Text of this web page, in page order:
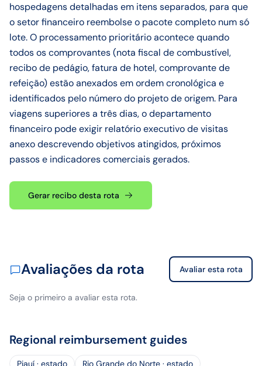
hospedagens detalhadas em itens separados, para que
o setor financeiro reembolse o pacote completo num só
lote. O processamento prioritário acontece quando
todos os comprovantes (nota fiscal de combustível,
recibo de pedágio, fatura de hotel, comprovante de
refeição) estão anexados em ordem cronológica e
identificados pelo número do projeto de origem. Para
viagens superiores a três dias, o departamento
financeiro pode exigir relatório executivo de visitas
anexo descrevendo objetivos atingidos, próximos
passos e indicadores comerciais gerados.
Gerar recibo desta rota
Avaliações da rota Avaliar esta rota
Seja o primeiro a avaliar esta rota.
Regional reimbursement guides
Piauí · estado Rio Grande do Norte · estado